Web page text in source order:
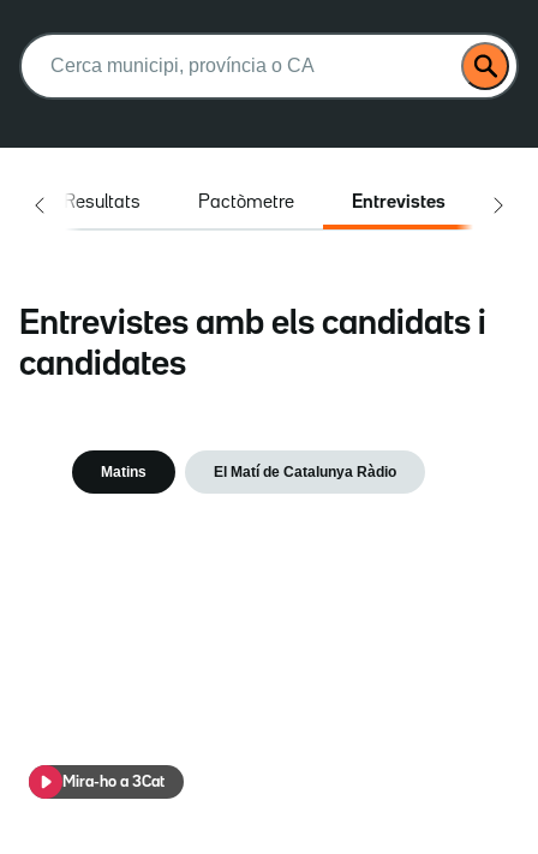
Buscar:
Resultats Pactòmetre Entrevistes
Entrevistes amb els candidats i
candidates
Matins El Matí de Catalunya Ràdio
Mira-ho a 3Cat